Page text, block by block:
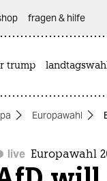
fragen & hilfe
trump
Europawahl
live Europawahl